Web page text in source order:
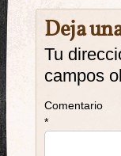
Deja
Tu
campos
Comentario
*